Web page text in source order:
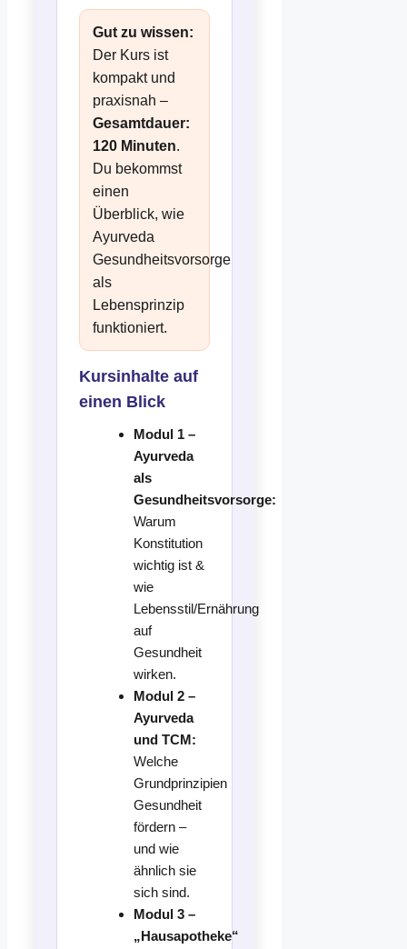
Gut zu wissen:
Der Kurs ist
kompakt und
praxisnah –
Gesamtdauer:
120 Minuten.
Du bekommst
einen
Überblick, wie
Ayurveda
Gesundheitsvorsorge
als
Lebensprinzip
funktioniert.
Kursinhalte auf
einen Blick
Modul 1 –
Ayurveda
als
Gesundheitsvorsorge:
Warum
Konstitution
wichtig ist &
wie
Lebensstil/Ernährung
auf
Gesundheit
wirken.
Modul 2 –
Ayurveda
und TCM:
Welche
Grundprinzipien
Gesundheit
fördern –
und wie
ähnlich sie
sich sind.
Modul 3 –
„Hausapotheke“